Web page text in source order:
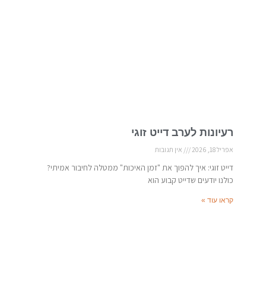
רעיונות לערב דייט זוגי
אפריל 18, 2026 אין תגובות
דייט זוגי: איך להפוך את "זמן האיכות" ממטלה לחיבור אמיתי?
כולנו יודעים שדייט קבוע הוא
קראו עוד »